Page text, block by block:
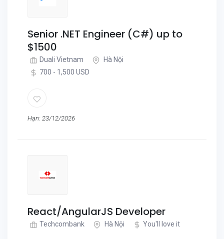
Senior .NET Engineer (C#) up to
$1500
Duali Vietnam
Hà Nội
700 - 1,500 USD
Hạn: 23/12/2026
React/AngularJS Developer
Techcombank Hà Nội You'll love it